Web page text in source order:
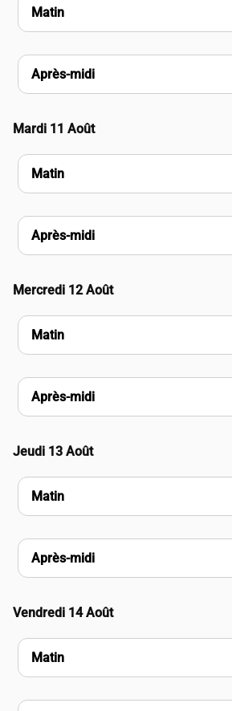
Matin
Après-midi
Mardi 11 Août
Matin
Après-midi
Mercredi 12 Août
Matin
Après-midi
Jeudi 13 Août
Matin
Après-midi
Vendredi 14 Août
Matin